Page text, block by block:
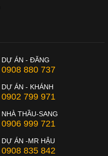
DỰ ÁN - ĐĂNG
0908 880 737
DỰ ÁN - KHÁNH
0902 799 971
NHÀ THẦU-SANG
0906 999 721
DỰ ÁN -MR HẬU
0908 835 842